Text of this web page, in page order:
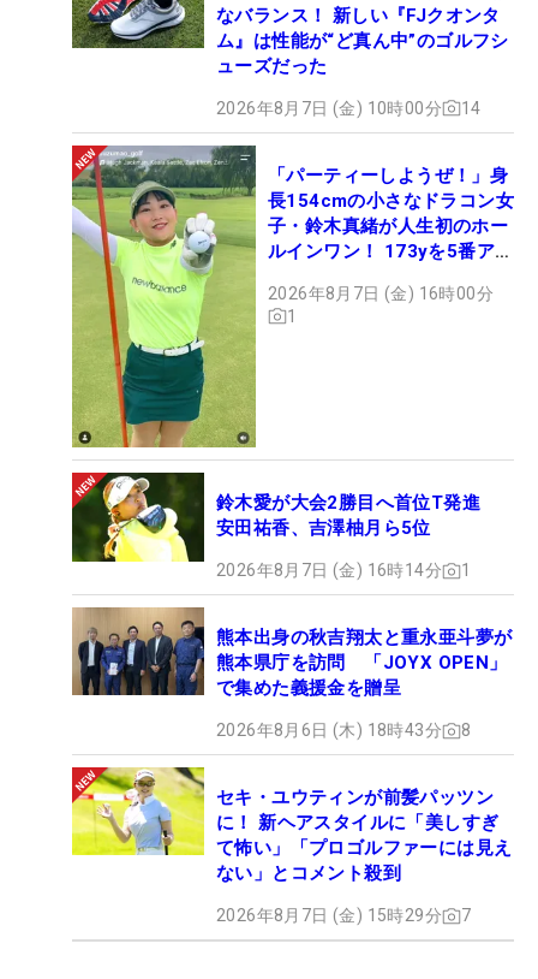
なバランス！ 新しい『FJクオンタ
ム』は性能が“ど真ん中”のゴルフシ
ューズだった
2026年8月7日 (金) 10時00分 14
「パーティーしようぜ！」身
長154cmの小さなドラコン女
子・鈴木真緒が人生初のホー
ルインワン！ 173yを5番アイ
2026年8月7日 (金) 16時00分
1
鈴木愛が大会2勝目へ首位T発進
安田祐香、吉澤柚月ら5位
2026年8月7日 (金) 16時14分 1
熊本出身の秋吉翔太と重永亜斗夢が
熊本県庁を訪問 「JOYX OPEN」
で集めた義援金を贈呈
2026年8月6日 (木) 18時43分 8
セキ・ユウティンが前髪パッツン
に！ 新ヘアスタイルに「美しすぎ
て怖い」「プロゴルファーには見え
ない」とコメント殺到
2026年8月7日 (金) 15時29分 7